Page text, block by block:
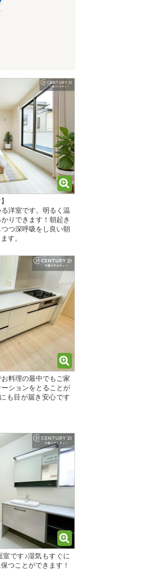
洋室です。明るく温
りできます！朝起き
つ深呼吸をし良い朝
す。
料理の最中でもご家
ションをとることが
も目が届き安心です
です♪湿気もすぐに
つことができます！